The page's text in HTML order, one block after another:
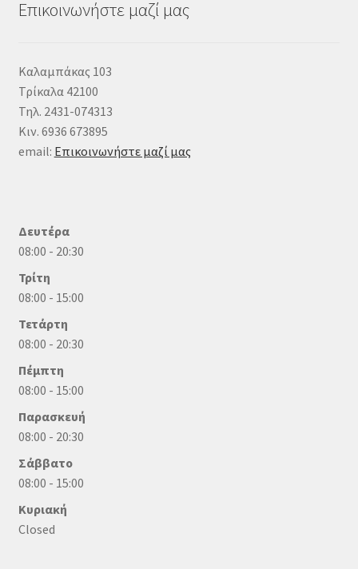
Επικοινωνήστε μαζί μας
Καλαμπάκας 103
Τρίκαλα 42100
Τηλ. 2431-074313
Κιν. 6936 673895
email: Επικοινωνήστε μαζί μας
Δευτέρα
08:00 - 20:30
Τρίτη
08:00 - 15:00
Τετάρτη
08:00 - 20:30
Πέμπτη
08:00 - 15:00
Παρασκευή
08:00 - 20:30
Σάββατο
08:00 - 15:00
Κυριακή
Closed